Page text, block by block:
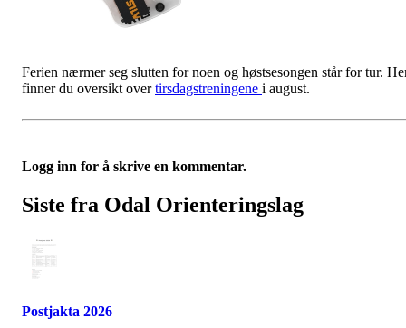
Ferien nærmer seg slutten for noen og høstsesongen står for tur.
finner du oversikt overtirsdagstreningene i august.
Logg inn for å skrive en kommentar.
Siste fra Odal Orienteringslag
Postjakta 2026